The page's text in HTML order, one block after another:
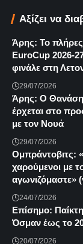
Αξίζει να
Άρης: Το
EuroCup 2026-
φινάλε στη
29/07/2026
Άρης: Ο
έρχεται στο
με τον Νουά
29/07/2026
Ομπράντοβιτς:
χαρούμενοι με
αγωνιζόμαστε»
24/07/2026
Επίσημο:
Όσμαν έως το
20/07/2026